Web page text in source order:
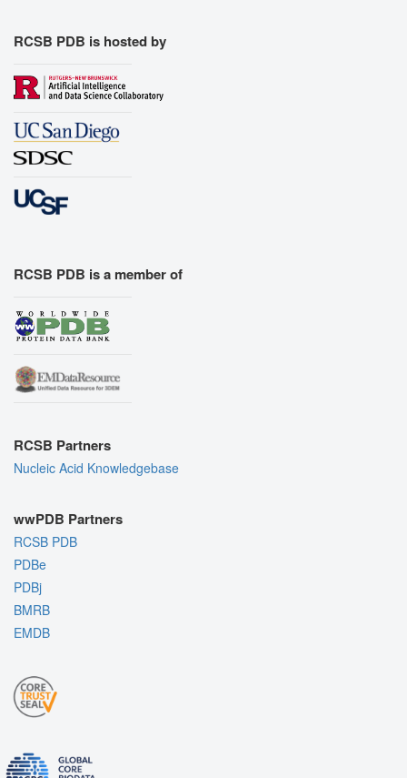
Export Animation
RCSB PDB is hosted by
RCSB PDB is a member of
RCSB Partners
Nucleic Acid Knowledgebase
wwPDB Partners
RCSB PDB
PDBe
PDBj
BMRB
EMDB